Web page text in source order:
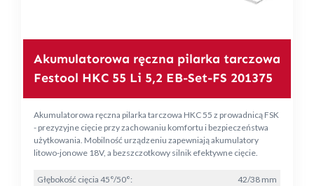
Akumulatorowa ręczna pilarka tarczowa
Festool HKC 55 Li 5,2 EB-Set-FS 201375
Akumulatorowa ręczna pilarka tarczowa HKC 55 z prowadnicą FSK
- prezyzyjne cięcie przy zachowaniu komfortu i bezpieczeństwa
użytkowania. Mobilność urządzeniu zapewniają akumulatory
litowo-jonowe 18V, a bezszczotkowy silnik efektywne cięcie.
Głębokość cięcia 45°/50°:
42/38 mm